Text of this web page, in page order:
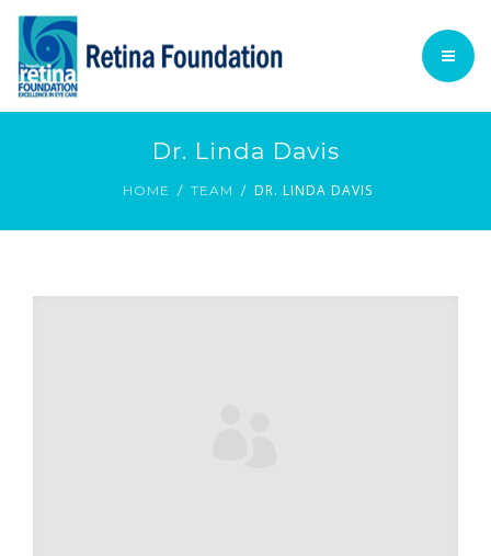
TECHNOLOGY
ACADEMIC
FOUNDATION @ GLANCE
ACADEMIC
Dr. Linda Davis
HOME TEAM DR. LINDA DAVIS